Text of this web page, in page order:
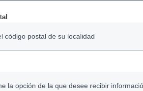
la opción de la que desee recibir